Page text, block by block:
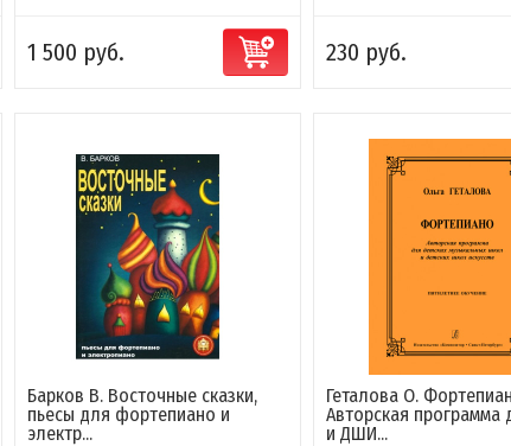
1 500 руб. 230 руб.
Барков В. Восточные сказки,
пьесы для фортепиано и
электр...
Геталова О.
Авторская
и ДШИ...